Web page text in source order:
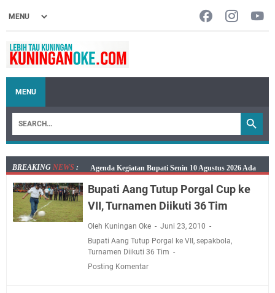
MENU
BREAKING NEWS :
Ini Jadwal Samsat Keliling Kuningan Senin 10 Agustus
2026
Kuningan Ada di Empat Lokasi
Kaya Salat, Miskin Salat, Apapun Tetap Cari Allah, Ini
Jadwal Salat Wilayah Kuningan Senin 10 Agustus 2026
Bupati Aang Tutup Porgal Cup ke
VII, Turnamen Diikuti 36 Tim
Oleh Kuningan Oke
Juni 23, 2010
Bupati Aang Tutup Porgal ke VII , sepakbola,
Turnamen Diikuti 36 Tim
Posting Komentar